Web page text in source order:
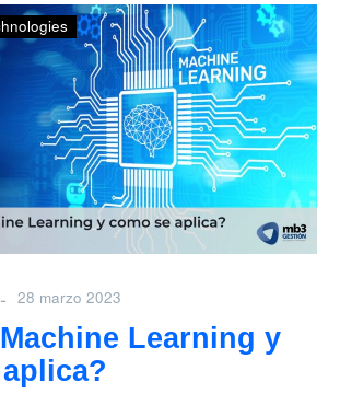
¿Qué
es
Machine
Learning
y
como
se
aplica?
- 28 marzo 2023
Learning y